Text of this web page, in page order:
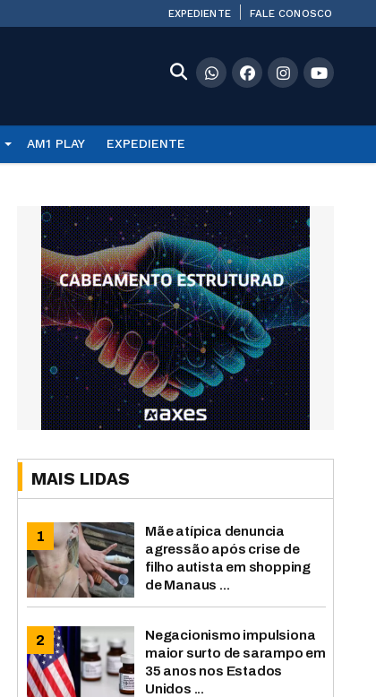
EXPEDIENTE FALE CONOSCO
AM1 PLAY EXPEDIENTE
MAIS LIDAS
Mãe atípica denuncia
agressão após crise de
filho autista em shopping
de Manaus ...
Negacionismo impulsiona
maior surto de sarampo em
35 anos nos Estados
Unidos ...